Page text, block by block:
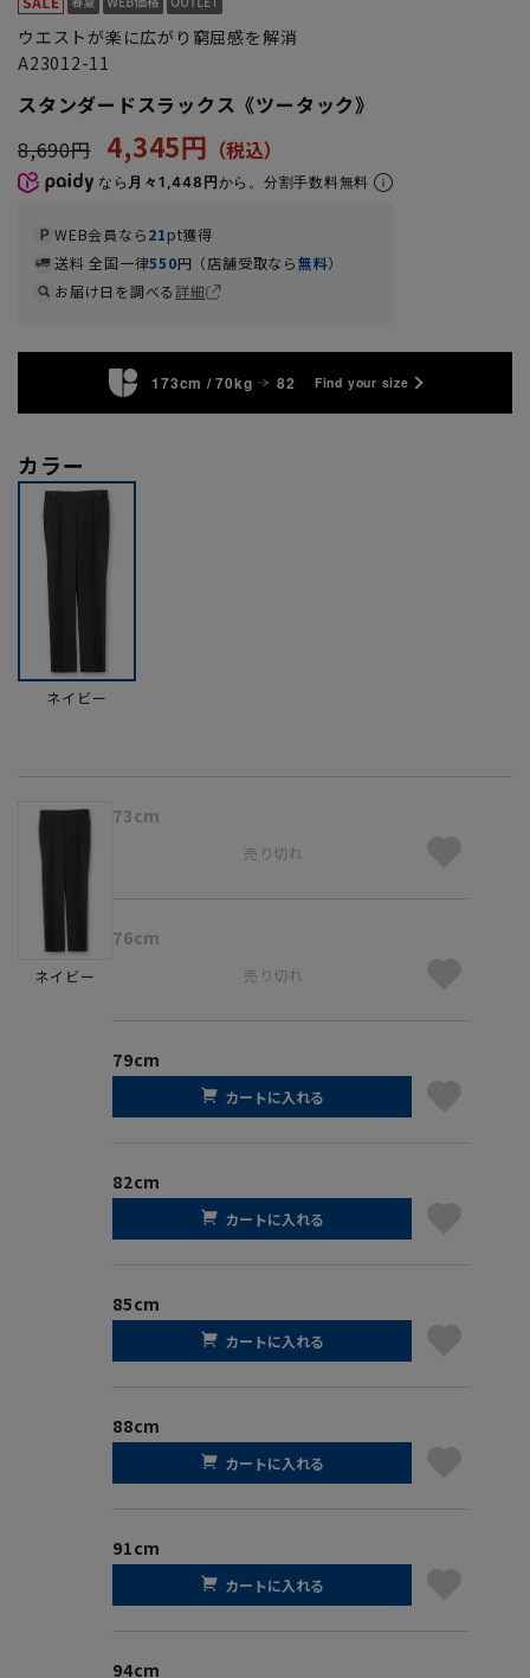
ウエストが楽に広がり窮屈感を解消
A23012-11
スタンダードスラックス《ツータック》
8,690円 4,345円
なら 月々1,448円から。分割手数料無料
WEB会員なら21pt獲得
送料 全国一律550円（店舗受取なら無料）
お届け日を調べる詳細
173cm / 70kg 82 Find your size
カラー
ネイビー
ネイビー
73cm
売り切れ
76cm
売り切れ
79cm
カートに入れる
82cm
カートに入れる
85cm
カートに入れる
88cm
カートに入れる
91cm
カートに入れる
94cm